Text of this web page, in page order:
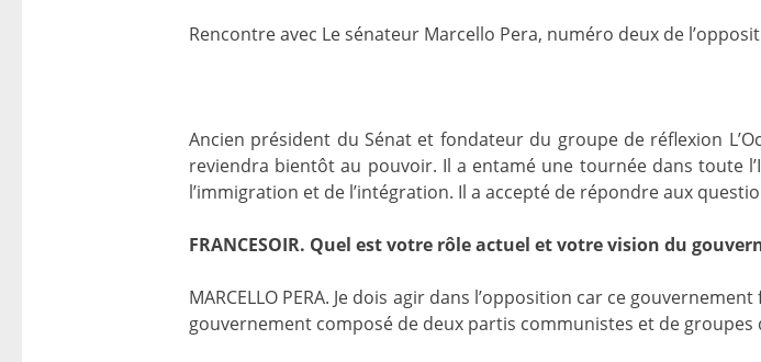
Rencontre avec Le sénateur Marcello Pera, numéro deux de
Ancien président du Sénat et fondateur du groupe de réflexion
reviendra bientôt au pouvoir. Il a entamé une tournée dans toute
l’immigration et de l’intégration. Il a accepté de répondre aux
FRANCESOIR. Quel est votre rôle actuel et votre vision du
MARCELLO PERA. Je dois agir dans l’opposition car ce
gouvernement composé de deux partis communistes et de groupes